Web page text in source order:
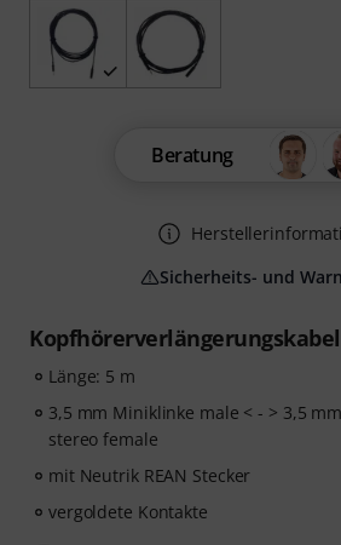
Kopfhörerverlängerungskabel
Länge: 5 m
3,5 mm Miniklinke male < - > 3,5
stereo female
mit Neutrik REAN Stecker
vergoldete Kontakte
Beratung
Sicherheits- und